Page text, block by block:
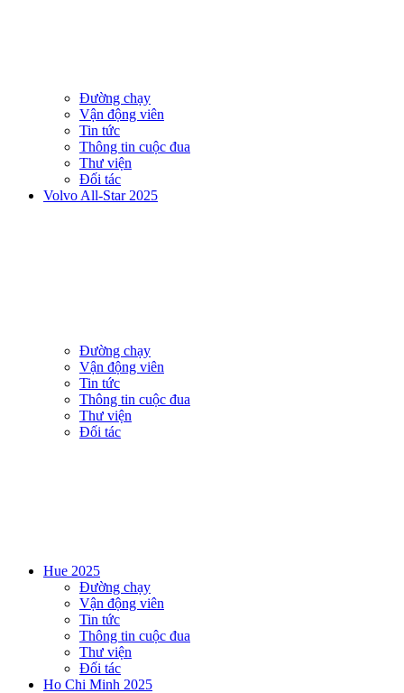
Đường chạy
Vận động viên
Tin tức
Thông tin cuộc đua
Thư viện
Đối tác
Volvo All-Star 2025
Đường chạy
Vận động viên
Tin tức
Thông tin cuộc đua
Thư viện
Đối tác
Hue 2025
Đường chạy
Vận động viên
Tin tức
Thông tin cuộc đua
Thư viện
Đối tác
Ho Chi Minh 2025